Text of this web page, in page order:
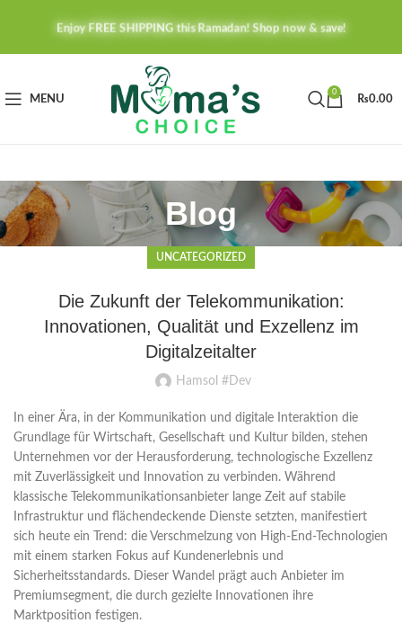
Enjoy FREE SHIPPING this Ramadan! Shop now & save!
MENU
0
₨0.00
Blog
UNCATEGORIZED
Die Zukunft der Telekommunikation:
Innovationen, Qualität und Exzellenz im
Digitalzeitalter
Hamsol #Dev
In einer Ära, in der Kommunikation und digitale Interaktion die
Grundlage für Wirtschaft, Gesellschaft und Kultur bilden, stehen
Unternehmen vor der Herausforderung, technologische Exzellenz
mit Zuverlässigkeit und Innovation zu verbinden. Während
klassische Telekommunikationsanbieter lange Zeit auf stabile
Infrastruktur und flächendeckende Dienste setzten, manifestiert
sich heute ein Trend: die Verschmelzung von High-End-Technologien
mit einem starken Fokus auf Kundenerlebnis und
Sicherheitsstandards. Dieser Wandel prägt auch Anbieter im
Premiumsegment, die durch gezielte Innovationen ihre
Marktposition festigen.